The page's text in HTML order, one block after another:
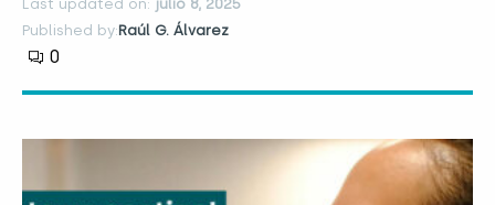
Last updated on: julio 8, 2025
Published by:Raúl G. Álvarez
0